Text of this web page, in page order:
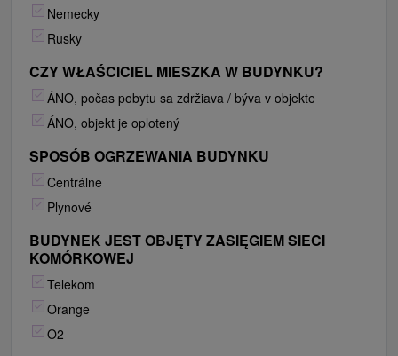
Nemecky
Rusky
CZY WŁAŚCICIEL MIESZKA W BUDYNKU?
ÁNO, počas pobytu sa zdržiava / býva v objekte
ÁNO, objekt je oplotený
SPOSÓB OGRZEWANIA BUDYNKU
Centrálne
Plynové
BUDYNEK JEST OBJĘTY ZASIĘGIEM SIECI
KOMÓRKOWEJ
Telekom
Orange
O2